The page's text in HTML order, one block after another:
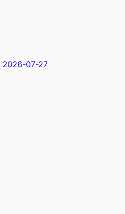
2026-07-27